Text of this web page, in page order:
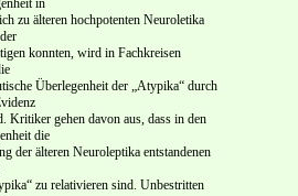
in
zu älteren hochpotenten Neuroletika
konnten, wird in Fachkreisen
Überlegenheit der „Atypika“ durch
Kritiker gehen davon aus, dass in den
die
der älteren Neuroleptika entstandenen
zu relativieren sind. Unbestritten